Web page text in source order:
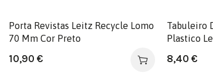
Porta Revistas Leitz Recycle Lomo
70 Mm Cor Preto
10,90 €
Tabuleiro
Plastico
8,40 €